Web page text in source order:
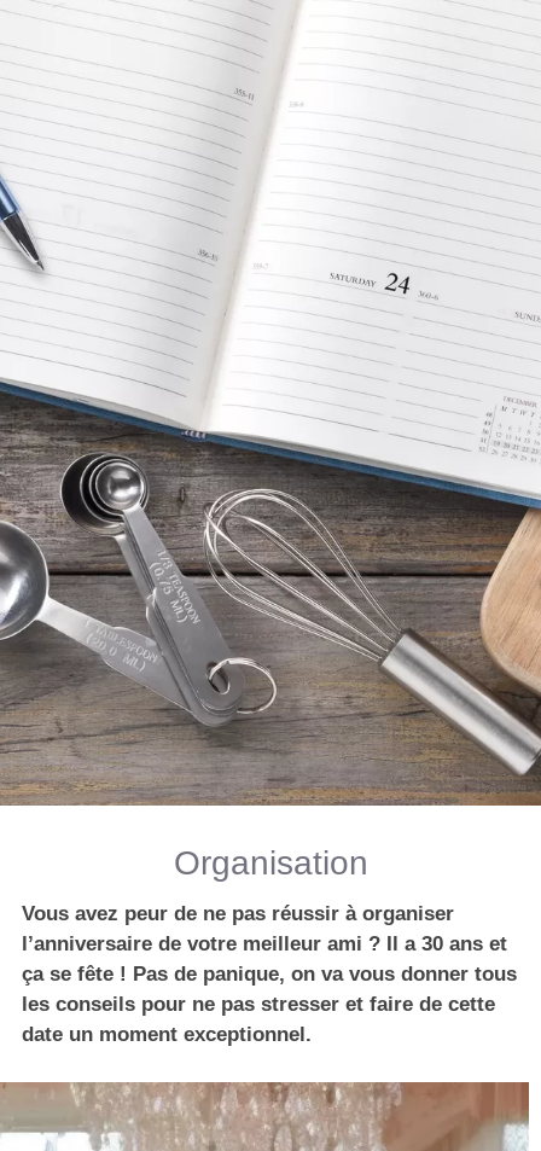
Organisation
Vous avez peur de ne pas réussir à organiser
l’anniversaire de votre meilleur ami ? Il a 30 ans et
ça se fête ! Pas de panique, on va vous donner tous
les conseils pour ne pas stresser et faire de cette
date un moment exceptionnel.